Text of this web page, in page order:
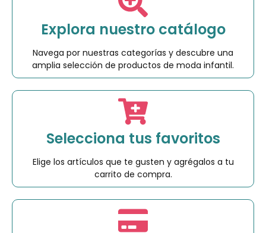
Explora nuestro catálogo
Navega por nuestras categorías y descubre una
amplia selección de productos de moda infantil.
Selecciona tus favoritos
Elige los artículos que te gusten y agrégalos a tu
carrito de compra.